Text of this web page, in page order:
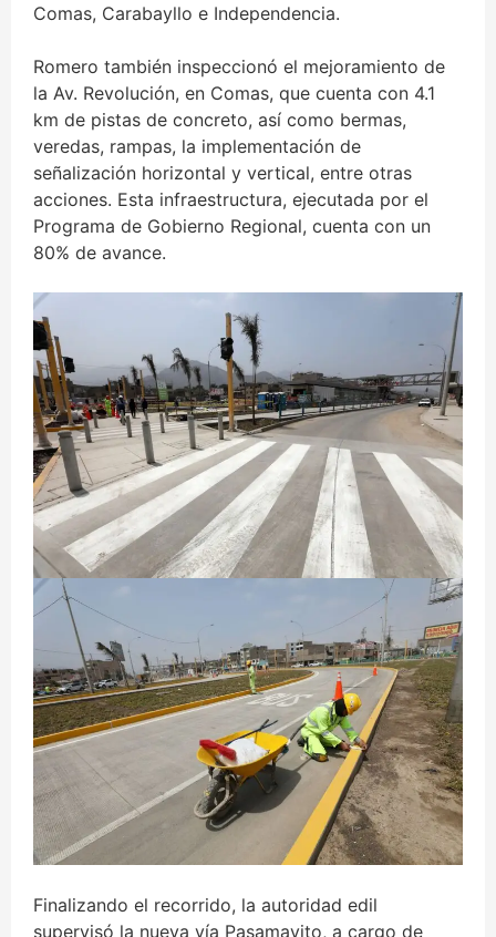
Comas, Carabayllo e Independencia.
Romero también inspeccionó el mejoramiento de
la Av. Revolución, en Comas, que cuenta con 4.1
km de pistas de concreto, así como bermas,
veredas, rampas, la implementación de
señalización horizontal y vertical, entre otras
acciones. Esta infraestructura, ejecutada por el
Programa de Gobierno Regional, cuenta con un
80% de avance.
Finalizando el recorrido, la autoridad edil
supervisó la nueva vía Pasamayito, a cargo de